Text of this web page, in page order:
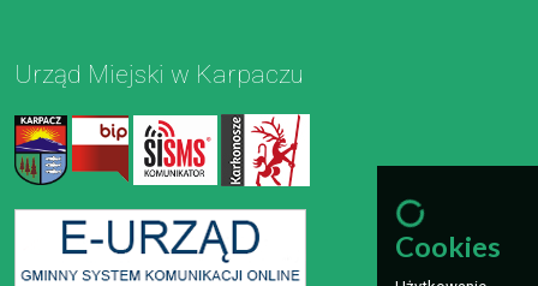
Urząd Miejski w Karpaczu
Cookies